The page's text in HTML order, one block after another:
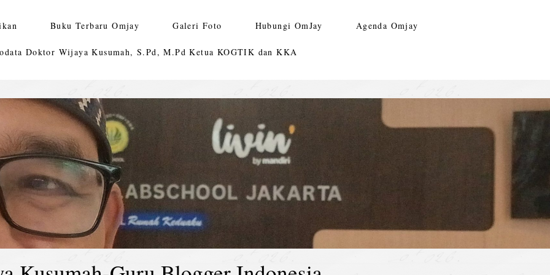
Buku Terbaru Omjay Galeri Foto Hubungi OmJay Agenda Omjay
Doktor Wijaya Kusumah, S.Pd, M.Pd Ketua KOGTIK dan KKA